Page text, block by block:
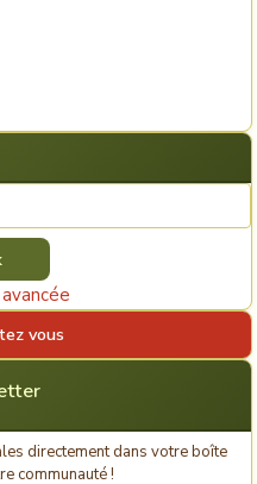
vous
directement dans votre boîte
communauté !